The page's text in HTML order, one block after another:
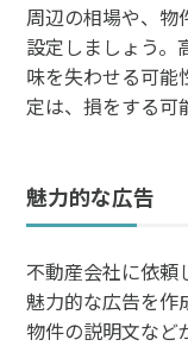
周辺の相場や、物
設定しましょう。
味を失わせる可能
定は、損をする可
魅力的な広告
不動産会社に依頼
魅力的な広告を作
物件の説明文など